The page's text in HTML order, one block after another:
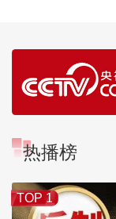
热播榜
TOP 1